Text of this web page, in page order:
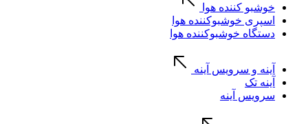
خوشبو کننده هوا
اسپری خوشبوکننده هوا
دستگاه خوشبوکننده هوا
آینه و سرویس آینه
آینه تک
سرویس آینه